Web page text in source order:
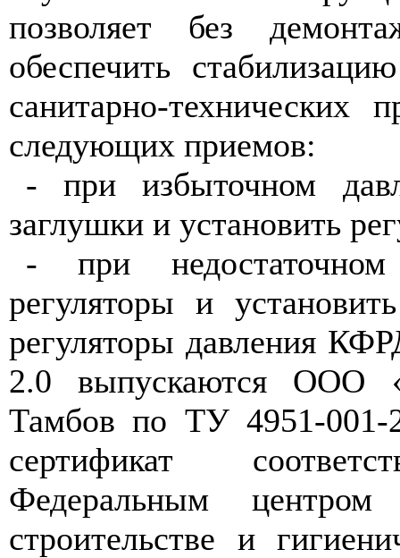
позволяет без
обеспечить
санитарно-технических
следующих приемов:
- при избыточном
заглушки и установить
- при
регуляторы и
регуляторы давления
2.0 выпускаются ООО
Тамбов по ТУ 4951-001-
сертификат
Федеральным
строительстве и